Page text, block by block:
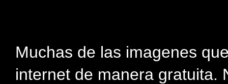
Muchas de las imagenes
internet de manera gratuita.